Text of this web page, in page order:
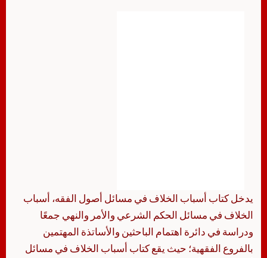
يدخل كتاب أسباب الخلاف في مسائل أصول الفقه، أسباب
الخلاف في مسائل الحكم الشرعي والأمر والنهي جمعًا
ودراسة في دائرة اهتمام الباحثين والأساتذة المهتمين
بالفروع الفقهية؛ حيث يقع كتاب أسباب الخلاف في مسائل